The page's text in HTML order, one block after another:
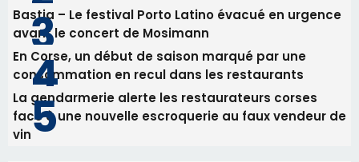
Éclipse du 12 août : la Corse aux premières loges
d'un spectacle qui ne reviendra pas avant 2081
Bastia – Le festival Porto Latino évacué en urgence
avant le concert de Mosimann
En Corse, un début de saison marqué par une
consommation en recul dans les restaurants
La gendarmerie alerte les restaurateurs corses